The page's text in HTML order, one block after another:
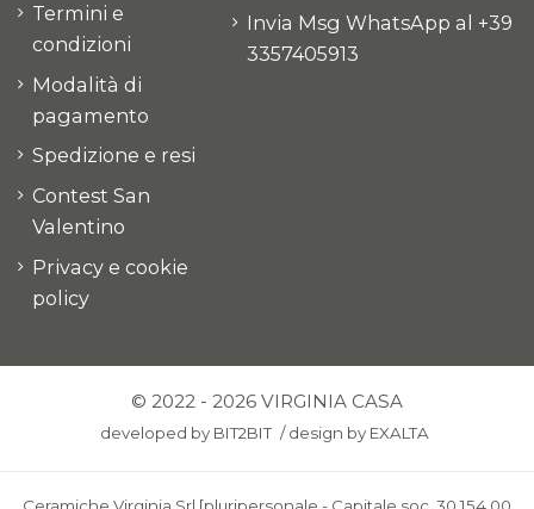
Termini e
condizioni
Modalità di
pagamento
Spedizione e resi
Contest San
Valentino
Privacy e cookie
policy
Invia Msg WhatsApp al +39
3357405913
© 2022 - 2026 VIRGINIA CASA
developed by BIT2BIT /design by EXALTA